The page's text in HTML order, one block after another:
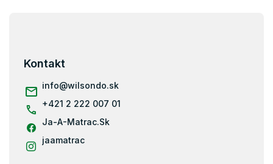
Kontakt
info@wilsondo.sk
+421 2 222 007 01
Ja-A-Matrac.Sk
jaamatrac